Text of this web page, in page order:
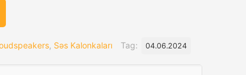
, Səs Kalonkaları Tag: 04.06.2024